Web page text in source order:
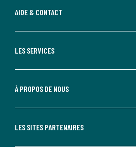
AIDE & CONTACT
LES SERVICES
À PROPOS DE NOUS
LES SITES PARTENAIRES